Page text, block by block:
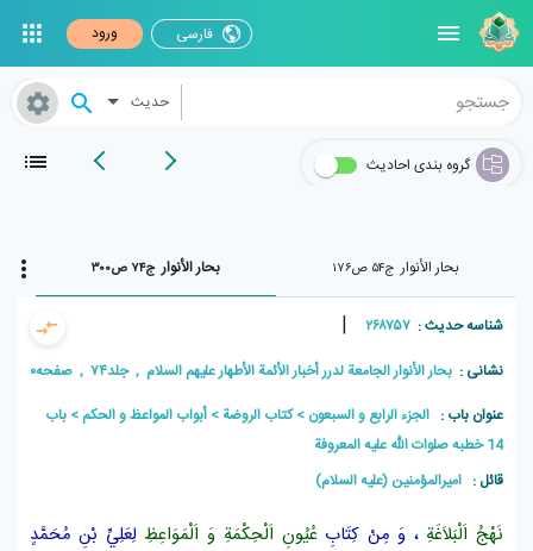
فارسی ورود
حدیث
گروه بندی احادیث
بحار الأنوار ج۵۴ ص۱۷۶ بحار الأنوار ج۷۴ ص۳۰۰
شناسه حدیث : ۲۶۸۷۵۷ |
نشانی : بحار الأنوار الجامعة لدرر أخبار الأئمة الأطهار علیهم السلام , جلد۷۴ , صفحه۳۰۰
عنوان باب : الجزء الرابع و السبعون كتاب الروضة أبواب المواعظ و الحكم
باب
14 خطبه صلوات الله عليه المعروفة
قائل : امیرالمؤمنین (علیه السلام)
نَهْجُ اَلْبَلاَغَةِ، وَ مِنْ كِتَابِعُيُونِ اَلْحِكْمَةِ وَ اَلْمَوَاعِظِ لِعَلِيِّ بْنِ مُحَمَّدٍ